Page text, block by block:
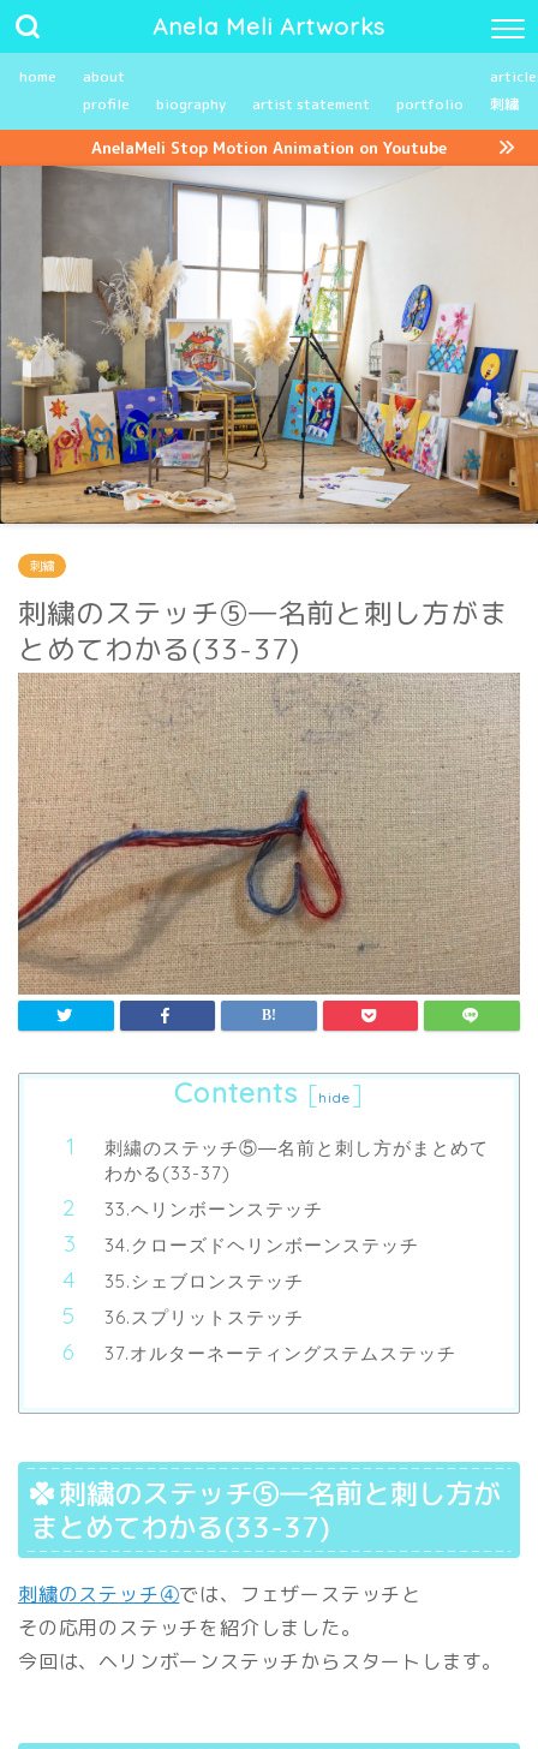
Anela Meli Artworks
home
about
profile
biography artist statement portfolio
刺繍
AnelaMeli Stop Motion Animation on Youtube
刺繍
刺繍のステッチ⑤―名前と刺し方がま
とめてわかる(33-37)
Contents [hide ]
刺繍のステッチ⑤―名前と刺し方がまとめて
わかる(33-37)
33.ヘリンボーンステッチ
34.クローズドヘリンボーンステッチ
35.シェブロンステッチ
36.スプリットステッチ
37.オルターネーティングステムステッチ
刺繍のステッチ⑤―名前と刺し方が
まとめてわかる(33-37)
刺繍のステッチ④では、フェザーステッチと
その応用のステッチを紹介しました。
今回は、ヘリンボーンステッチからスタートします。